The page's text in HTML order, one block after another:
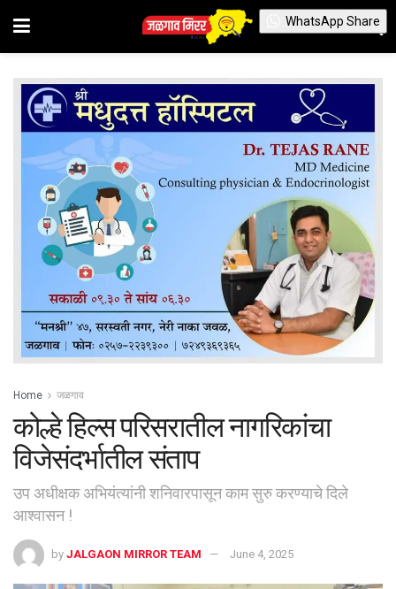
Home जळगाव
कोल्हे हिल्स परिसरातील नागरिकांचा
विजेसंदर्भातील संताप
उप अधीक्षक अभियंत्यांनी शनिवारपासून काम सुरु करण्याचे दिले
आश्वासन !
by JALGAON MIRROR TEAM June 4, 2025
WhatsApp Share